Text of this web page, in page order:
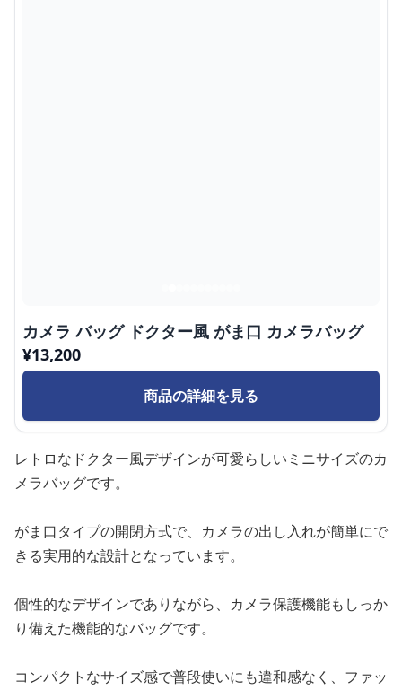
カメラ バッグ ドクター風 がま口 カメラバッグ
¥13,200
商品の詳細を見る
レトロなドクター風デザインが可愛らしいミニサイズのカ
メラバッグです。
がま口タイプの開閉方式で、カメラの出し入れが簡単にで
きる実用的な設計となっています。
個性的なデザインでありながら、カメラ保護機能もしっか
り備えた機能的なバッグです。
コンパクトなサイズ感で普段使いにも違和感なく、ファッ